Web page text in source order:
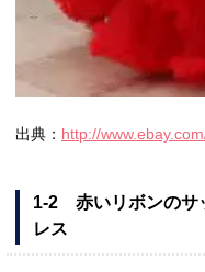
出典： http://
1-2 赤いリボンのサ
レス